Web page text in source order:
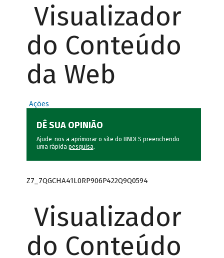
Visualizador
do Conteúdo
da Web
Ações
DÊ SUA OPINIÃO
Ajude-nos a aprimorar o site do BNDES preenchendo
uma rápida pesquisa.
Z7_7QGCHA41L0RP906P422Q9Q0594
Visualizador
do Conteúdo